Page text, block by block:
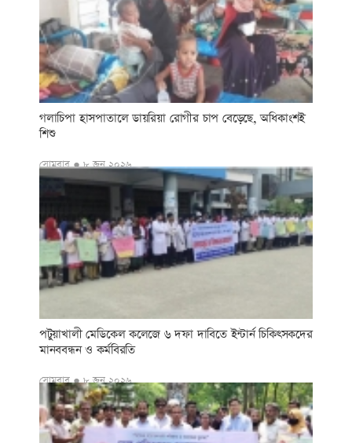
গলাচিপা হাসপাতালে ডায়রিয়া রোগীর চাপ বেড়েছে, অধিকাংশই
শিশু
সোমবার ● ৮ জুন ২০২৬
পটুয়াখালী মেডিকেল কলেজে ৬ দফা দাবিতে ইন্টার্ন চিকিৎসকদের
মানববন্ধন ও কর্মবিরতি
সোমবার ● ৮ জুন ২০২৬